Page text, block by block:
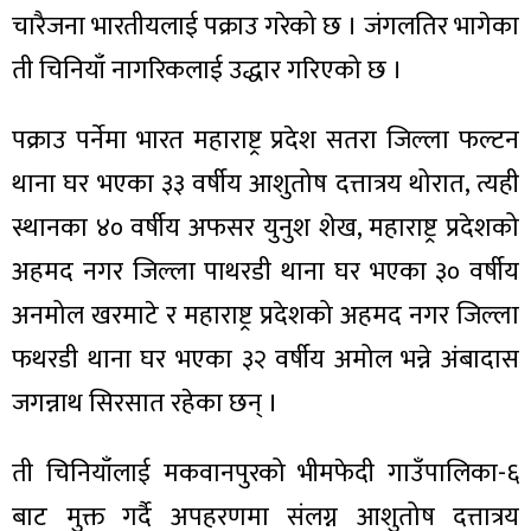
चारैजना भारतीयलाई पक्राउ गरेको छ । जंगलतिर भागेका
ती चिनियाँ नागरिकलाई उद्धार गरिएको छ ।
पक्राउ पर्नेमा भारत महाराष्ट्र प्रदेश सतरा जिल्ला फल्टन
थाना घर भएका ३३ वर्षीय आशुतोष दत्तात्रय थोरात, त्यही
स्थानका ४० वर्षीय अफसर युनुश शेख, महाराष्ट्र प्रदेशको
अहमद नगर जिल्ला पाथरडी थाना घर भएका ३० वर्षीय
अनमोल खरमाटे र महाराष्ट्र प्रदेशको अहमद नगर जिल्ला
फथरडी थाना घर भएका ३२ वर्षीय अमोल भन्ने अंबादास
जगन्नाथ सिरसात रहेका छन् ।
ती चिनियाँलाई मकवानपुरको भीमफेदी गाउँपालिका-६
बाट मुक्त गर्दै अपहरणमा संलग्न आशुतोष दत्तात्रय